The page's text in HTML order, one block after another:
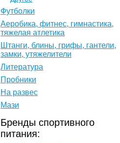
Футболки
Аеробика, фитнес, гимнастика,
тяжелая атлетика
Штанги, блины, грифы, гантели,
замки, утяжелители
Литература
Пробники
На развес
Мази
Бренды спортивного
питания: